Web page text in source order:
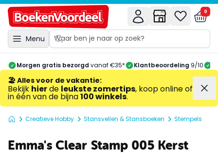
Menu
0
Morgen gratis bezorgd vanaf €35* Klantbeoordeling 9/10
🏖️ Alles voor de vakantie:
Bekijk hierde leukste zomertips, koop online of
in één van de bijna100 winkels.
Creatieve Hobby Stansvellen & Stansboeken Stempels
Emma's Clear Stamp 005 Kerst